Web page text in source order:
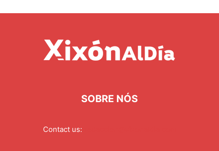
SOBRE NÓS
Contact us: